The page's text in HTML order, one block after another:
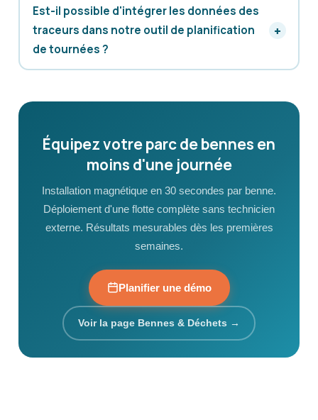
Est-il possible d'intégrer les données des
traceurs dans notre outil de planification
de tournées ?
Équipez votre parc de bennes en
moins d'une journée
Installation magnétique en 30 secondes par benne.
Déploiement d'une flotte complète sans technicien
externe. Résultats mesurables dès les premières
semaines.
Planifier une démo
Voir la page Bennes & Déchets →